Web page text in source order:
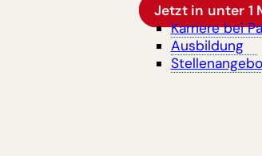
Jetzt in unter 1
Karriere bei
Ausbildung